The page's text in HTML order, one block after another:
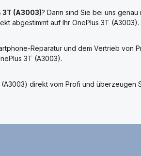
3T (A3003)? Dann sind Sie bei uns
abgestimmt auf Ihr OnePlus 3T (A3003).
Reparatur und dem Vertrieb von
3T (A3003).
direkt vom Profi und